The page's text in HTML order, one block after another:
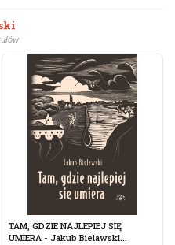
TAM, GDZIE NAJLEPIEJ SIĘ
UMIERA - Jakub Bielawski...